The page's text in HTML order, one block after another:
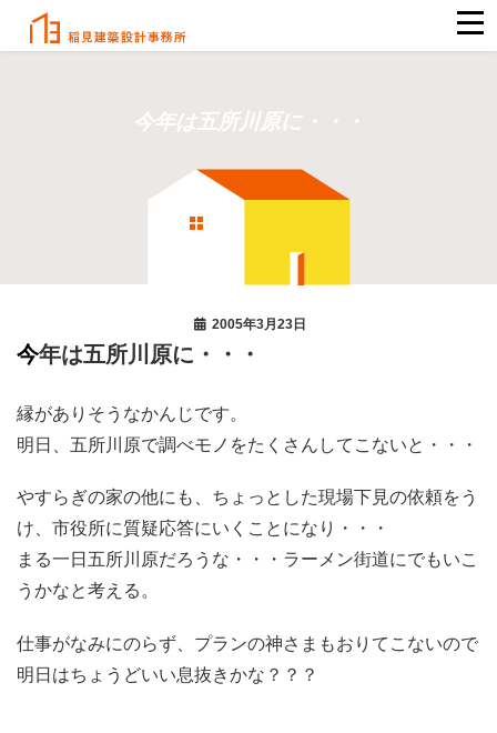
今年は五所川原に・・・
2005年3月23日
今年は五所川原に・・・
縁がありそうなかんじです。
明日、五所川原で調べモノをたくさんしてこないと・・・
やすらぎの家の他にも、ちょっとした現場下見の依頼をう
け、市役所に質疑応答にいくことになり・・・
まる一日五所川原だろうな・・・ラーメン街道にでもいこ
うかなと考える。
仕事がなみにのらず、プランの神さまもおりてこないので
明日はちょうどいい息抜きかな？？？